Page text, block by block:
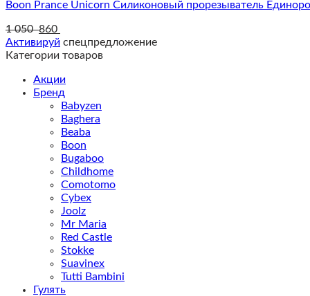
Boon Prance Unicorn Cиликоновый прорезыватель
1 050 860
Активируй спецпредложение
Категории товаров
Акции
Бренд
Babyzen
Baghera
Beaba
Boon
Bugaboo
Childhome
Comotomo
Cybex
Joolz
Mr Maria
Red Castle
Stokke
Suavinex
Tutti Bambini
Гулять